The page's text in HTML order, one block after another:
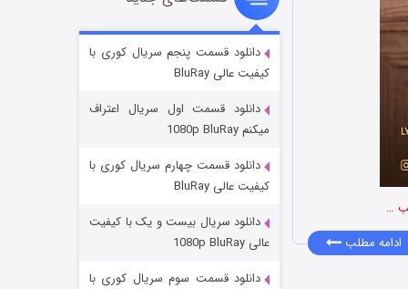
…
ادامه مطلب
قسمت۲ (زیرنویس) منتشر شد
مردگان متحرک: شهر مرده ۳
دانلود قسمت پنجم سریال کوری با
کیفیت عالی BluRay
دانلود قسمت اول سریال اعتراف
میکنم 1080p BluRay
دانلود قسمت چهارم سریال کوری با
کیفیت عالی BluRay
دانلود سریال بیست و یک با کیفیت
عالی 1080p BluRay
دانلود قسمت سوم سریال کوری با